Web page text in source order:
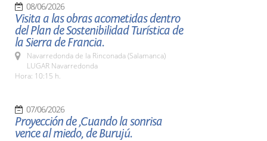
08/06/2026
Visita a las obras acometidas dentro
del Plan de Sostenibilidad Turística de
la Sierra de Francia.
Navarredonda de la Rinconada (Salamanca)
LUGAR Navarredonda
Hora: 10:15 h.
07/06/2026
Proyección de ,Cuando la sonrisa
vence al miedo, de Burujú.